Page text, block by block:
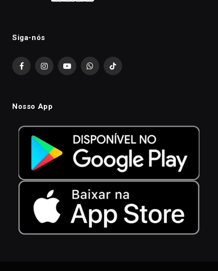
Siga-nós
FacebookInstagramYouTubeWhatsAppTikTok
Nosso App